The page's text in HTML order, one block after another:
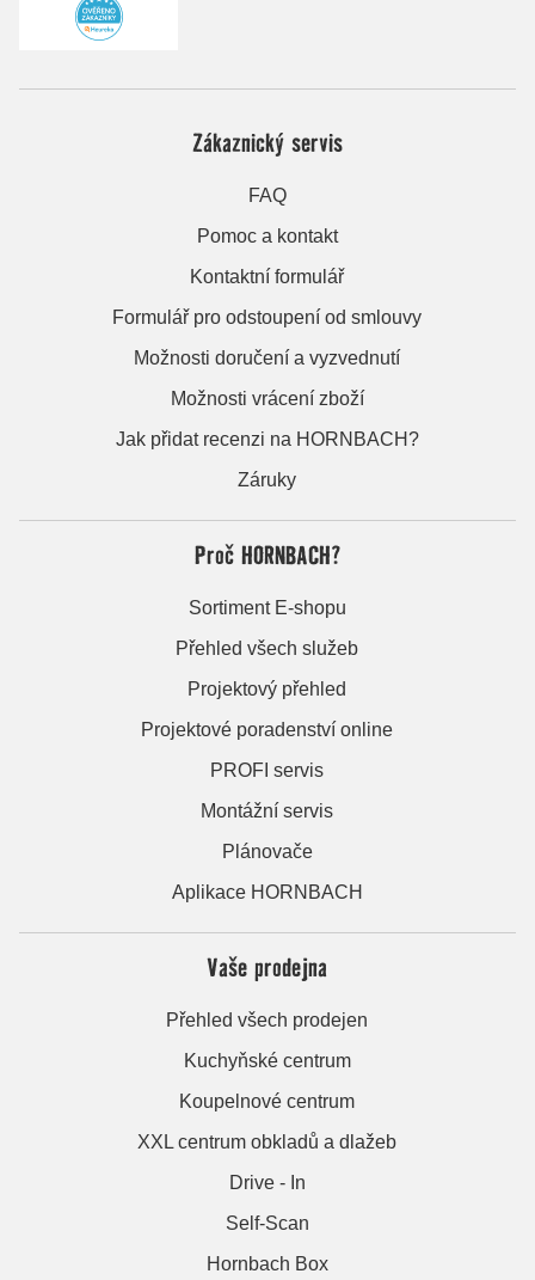
Zákaznický servis
FAQ
Pomoc a kontakt
Kontaktní formulář
Formulář pro odstoupení od smlouvy
Možnosti doručení a vyzvednutí
Možnosti vrácení zboží
Jak přidat recenzi na HORNBACH?
Záruky
Proč HORNBACH?
Sortiment E-shopu
Přehled všech služeb
Projektový přehled
Projektové poradenství online
PROFI servis
Montážní servis
Plánovače
Aplikace HORNBACH
Vaše prodejna
Přehled všech prodejen
Kuchyňské centrum
Koupelnové centrum
XXL centrum obkladů a dlažeb
Drive - In
Self-Scan
Hornbach Box